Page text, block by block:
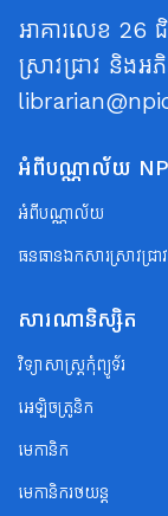
អាគារលេខ 26
ស្រាវជ្រាវ និងអភិ
អំពីបណ្ណាល័យ
អំពីបណ្ណាល័យ
ធនធានឯកសារស្រាវជ្រាវ
សារណានិស្សិត
វិទ្យាសាស្ត្រកុំព្យូទ័រ
អេឡិចត្រូនិក
មេកានិក
មេកានិករថយន្ត